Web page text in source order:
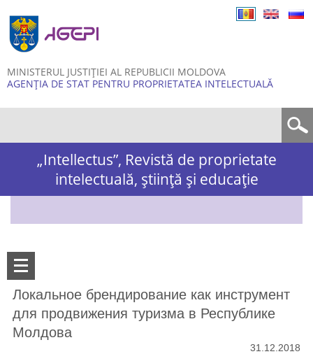
MINISTERUL JUSTIȚIEI AL REPUBLICII MOLDOVA
AGENȚIA DE STAT PENTRU PROPRIETATEA INTELECTUALĂ
„Intellectus”, Revistă de proprietate
intelectuală, știință și educație
Локальное брендирование как инструмент
для продвижения туризма в Республике
Молдова
31.12.2018